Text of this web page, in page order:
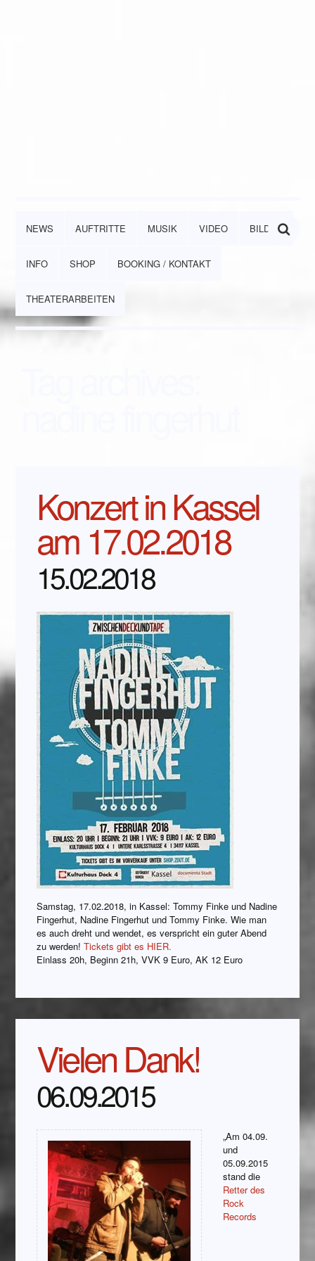
NEWS AUFTRITTE MUSIK VIDEO BILDER
INFO SHOP BOOKING / KONTAKT
THEATERARBEITEN
Konzert in Kassel
am 17.02.2018
15.02.2018
Samstag, 17.02.2018, in Kassel: Tommy Finke und Nadine
Fingerhut, Nadine Fingerhut und Tommy Finke. Wie man
es auch dreht und wendet, es verspricht ein guter Abend
zu werden!Tickets gibt es HIER.
Einlass 20h, Beginn 21h, VVK 9 Euro, AK 12 Euro
Vielen Dank!
06.09.2015
„Am 04.09.
und
05.09.2015
stand die
Retter des
Rock
Records